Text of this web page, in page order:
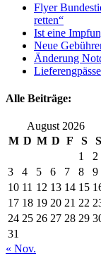
Flyer
retten“
Ist eine
Neue
Änderung
Alle Beiträge:
August 2026
M D M D F S
S
1
2
3
4 5 6 7 8
9
10 11 12 13 14 15
17 18 19 20 21 22
24 25 26 27 28 29
31
« Nov.